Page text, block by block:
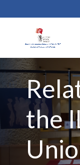
the